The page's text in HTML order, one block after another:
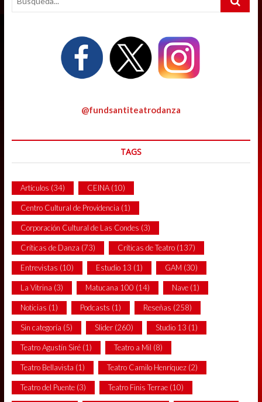
@fundsantiteatrodanza
TAGS
Artículos (34) CEINA(10)
Centro Cultural de Providencia (1)
Corporación Cultural de Las Condes (3)
Críticas de Danza (73) Críticas de Teatro(137)
Entrevistas (10) Estudio 13 (1) GAM (30)
La Vitrina (3) Matucana 100 (14) Nave(1)
Noticias (1) Podcasts (1) Reseñas (258)
Sin categoría (5) Slider(260) Studio 13 (1)
Teatro Agustín Siré(1) Teatro a Mil (8)
Teatro Bellavista (1) Teatro Camilo Henríquez(2)
Teatro del Puente(3) Teatro Finis Terrae(10)